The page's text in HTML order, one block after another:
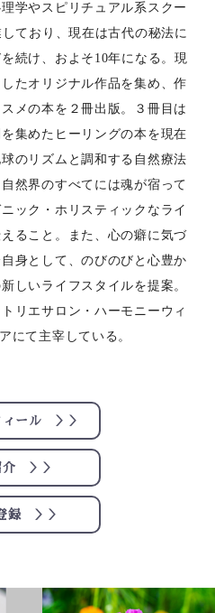
学やスピリチュアル系スクー
ており、現在は古代の秘法に
続け、およそ10年になる。現
たオリジナル作品を集め、作
メの本を２冊出版。３冊目は
集めたヒーリングの本を現在
のリズムと調和する自然療法
然界のすべてには魂が宿って
ック・ホリスティックなライ
ること。また、心の癖に気づ
身として、のびのびと心豊か
しいライフスタイルを提案。
リエサロン・ハーモニーウィ
にて主宰している。
ィール ＞＞
介 ＞＞
録 ＞＞